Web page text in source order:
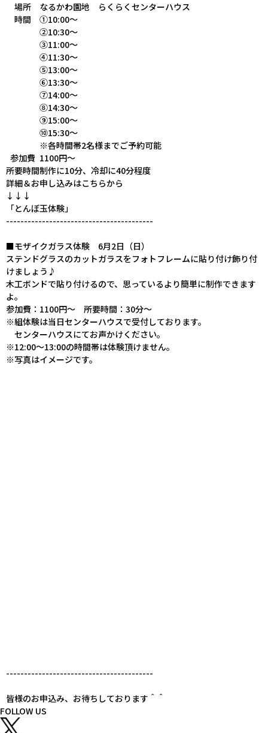
場所
なるかわ園地 らくらくセンターハウス
時間
①10:00～
②10:30～
③11:00～
④11:30～
⑤13:00～
⑥13:30～
⑦14:00～
⑧14:30～
⑨15:00～
⑩15:30～
※各時間帯2名様までご予約可能
参加費 1100円～
所要時間制作に10分、冷却に40分程度
詳細＆お申し込みはこちらから
↓↓↓
「とんぼ玉体験」
-----------------------------------------
■モザイクガラス体験 6月2日（日）
ステンドグラスのカットガラスをフォトフレームに貼り付け飾り付
けましょう♪
木工ボンドで貼り付けるので、思っているより簡単に制作できます
よ。
参加費：1100円～ 所要時間：30分～
※組体験は当日センターハウスで受付しております。
センターハウスにてお声かけください。
※12:00～13:00の時間帯は体験頂けません。
※写真はイメージです。
-----------------------------------------
皆様のお申込み、お待ちしております＾＾
FOLLOW US